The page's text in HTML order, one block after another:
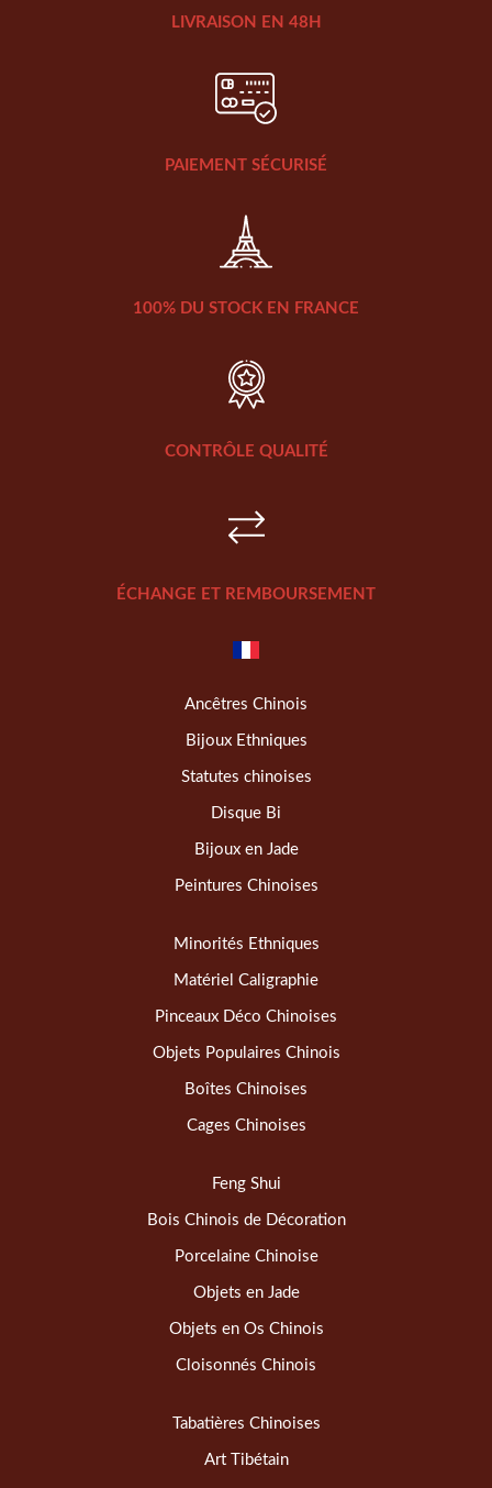
LIVRAISON EN 48H
PAIEMENT SÉCURISÉ
100% DU STOCK EN FRANCE
CONTRÔLE QUALITÉ
ÉCHANGE ET REMBOURSEMENT
Ancêtres Chinois
Bijoux Ethniques
Statutes chinoises
Disque Bi
Bijoux en Jade
Peintures Chinoises
Minorités Ethniques
Matériel Caligraphie
Pinceaux Déco Chinoises
Objets Populaires Chinois
Boîtes Chinoises
Cages Chinoises
Feng Shui
Bois Chinois de Décoration
Porcelaine Chinoise
Objets en Jade
Objets en Os Chinois
Cloisonnés Chinois
Tabatières Chinoises
Art Tibétain